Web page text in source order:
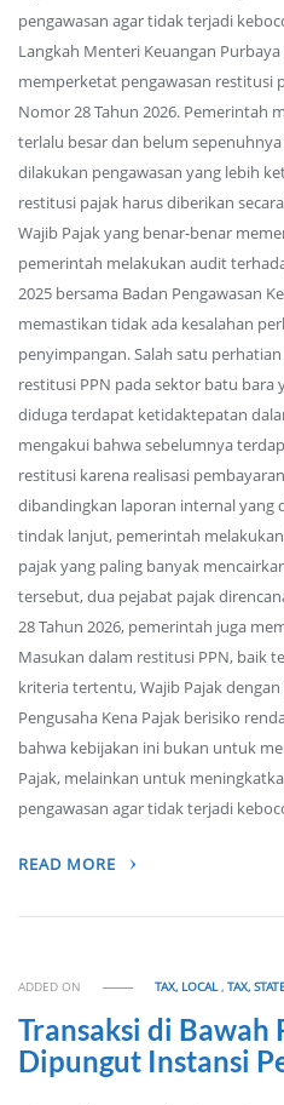
pengawasan agar tidak terjadi
Langkah Menteri Keuangan
memperketat pengawasan restitusi
Nomor 28 Tahun 2026. Pemerintah
terlalu besar dan belum
dilakukan pengawasan yang lebih
restitusi pajak harus diberikan
Wajib Pajak yang benar-benar
pemerintah melakukan audit
2025 bersama Badan Pengawasan
memastikan tidak ada kesalahan
penyimpangan. Salah satu
restitusi PPN pada sektor batu bara
diduga terdapat ketidaktepatan
mengakui bahwa sebelumnya
restitusi karena realisasi
dibandingkan laporan internal yang
tindak lanjut, pemerintah
pajak yang paling banyak
tersebut, dua pejabat pajak
28 Tahun 2026, pemerintah juga
Masukan dalam restitusi PPN, baik
kriteria tertentu, Wajib Pajak
Pengusaha Kena Pajak berisiko
bahwa kebijakan ini bukan untuk
Pajak, melainkan untuk
pengawasan agar tidak terjadi
READ MORE
ADDED ON TAX, LOCAL,TAX,
Transaksi di Bawah
Dipungut Instansi